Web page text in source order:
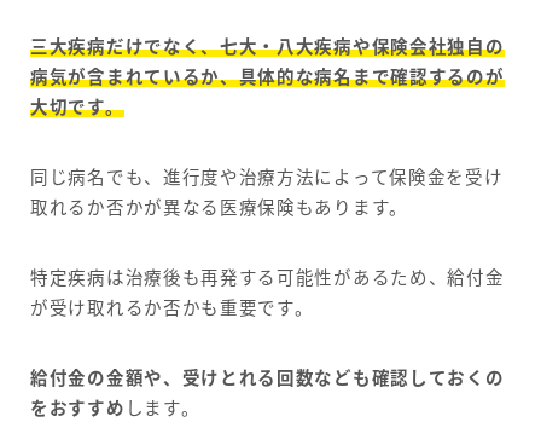
三大疾病だけでなく、七大・八大疾病や保険会社独自の
病気が含まれているか、具体的な病名まで確認するのが
大切です。
同じ病名でも、進行度や治療方法によって保険金を受け
取れるか否かが異なる医療保険もあります。
特定疾病は治療後も再発する可能性があるため、給付金
が受け取れるか否かも重要です。
給付金の金額や、受けとれる回数なども確認しておくの
をおすすめ します。